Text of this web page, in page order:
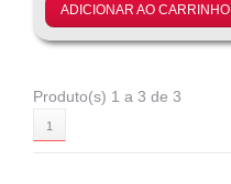
ADICIONAR AO CARRINHO
Produto(s) 1 a 3 de 3
1